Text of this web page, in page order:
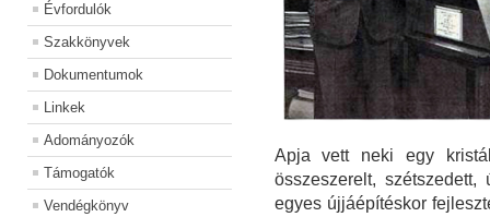
Évfordulók
Szakkönyvek
Dokumentumok
Linkek
Adományozók
Támogatók
Vendégkönyv
Apja vett neki egy
összeszerelt,
egyes újjáépítéskor